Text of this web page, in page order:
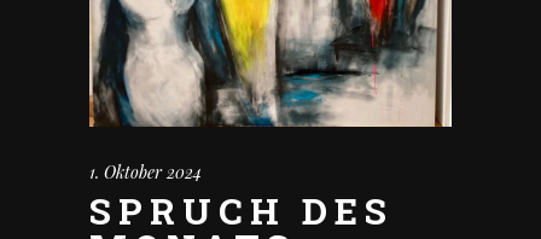
1. Oktober 2024
SPRUCH DES